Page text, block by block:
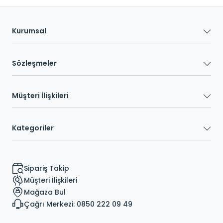
Kurumsal
Sözleşmeler
Müşteri İlişkileri
Kategoriler
Sipariş Takip
Müşteri İlişkileri
Mağaza Bul
Çağrı Merkezi: 0850 222 09 49